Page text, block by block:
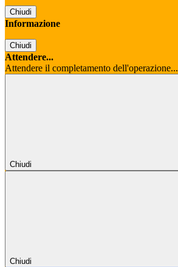
Chiudi
Informazione
Chiudi
Attendere...
Attendere il completamento dell'operazione...
Chiudi
Chiudi